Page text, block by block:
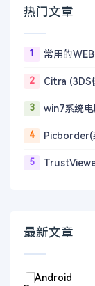
热门文章
1 常用的
2 Citra (3DS
3 win7系统
4 Picborder(
5
最新文章